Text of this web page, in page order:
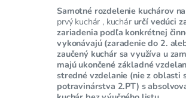
Samotné rozdelenie kuchárov
prvý kuchár , kuchár určí vedúci
zariadenia podľa konkrétnej
vykonávajú (zaradenie do 2.
zaučený kuchár sa využíva u
majú ukončené základné
stredné vzdelanie (nie z oblasti
potravinárstva 2.PT) s